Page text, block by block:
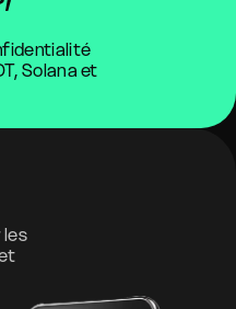
Solana et